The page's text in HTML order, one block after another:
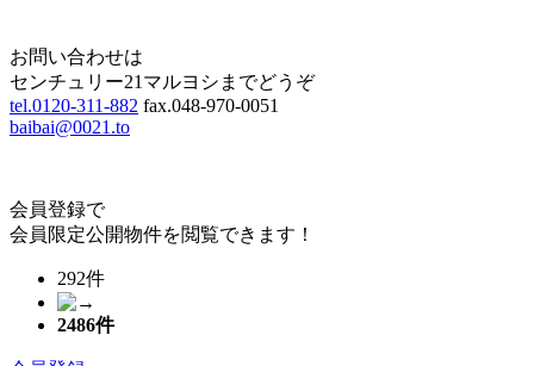
お問い合わせは
センチュリー21マルヨシまでどうぞ
tel.0120-311-882 fax.048-970-0051
baibai@0021.to
会員登録で
会員限定公開物件を閲覧できます！
292件
2486件